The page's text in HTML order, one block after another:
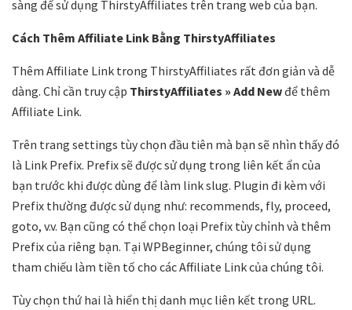
sàng để sử dụng ThirstyAffiliates trên trang web của bạn.
Cách Thêm Affiliate Link Bằng ThirstyAffiliates
Thêm Affiliate Link trong ThirstyAffiliates rất đơn giản và dễ
dàng. Chỉ cần truy cập ThirstyAffiliates » Add Newđể thêm
Affiliate Link.
Trên trang settings tùy chọn đầu tiên mà bạn sẽ nhìn thấy đó
là Link Prefix. Prefix sẽ được sử dụng trong liên kết ẩn của
bạn trước khi được dùng để làm link slug. Plugin đi kèm với
Prefix thường được sử dụng như: recommends, fly, proceed,
goto, v.v. Bạn cũng có thể chọn loại Prefix tùy chỉnh và thêm
Prefix của riêng bạn. Tại WPBeginner, chúng tôi sử dụng
tham chiếu làm tiền tố cho các Affiliate Link của chúng tôi.
Tùy chọn thứ hai là hiển thị danh mục liên kết trong URL.